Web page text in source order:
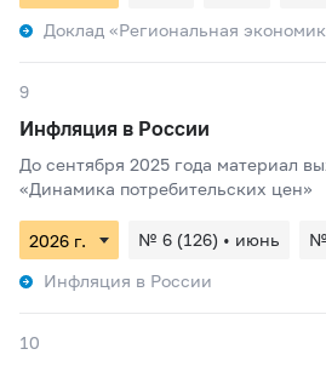
Доклад «Региональная
9
Инфляция в России
До сентября 2025 года материал
«Динамика потребительских цен»
№ 6 (126) • июнь №
Инфляция в России
10